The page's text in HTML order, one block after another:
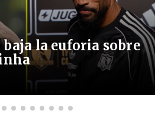
la euforia sobre